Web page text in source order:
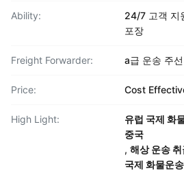
Ability:
24/7 고객 지
포장
Freight Forwarder: a급 운송 주선
Price: Cost
High Light:
유럽 국제 화
중국
, 해상 운송
국제 화물운